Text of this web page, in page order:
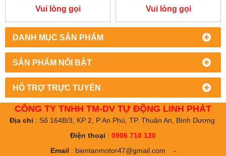
DANH MỤC SẢN PHẨM
SẢN PHẨM NỔI BẬT
HỖ TRỢ TRỰC TUYẾN
CHỮA ALLEN-BRADLEY
POWER FLEX 755
Vui lòng gọi
CHỮA ALLEN-BRADLEY
POWER FLEX 753
Vui lòng gọi
CÔNG TY TNHH TM-DV TỰ ĐỘNG LINH PHÁT
Địa chỉ: Số 164B/3, KP 2, P An Phú, TP. Thuận An, Bình Dương
Điện thoại : 0906 710 120
Email : bientanmotor47@gmail.com -